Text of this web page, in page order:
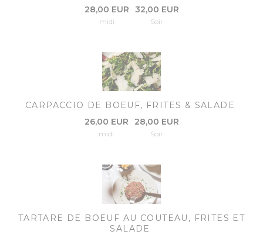
28,00 EUR
midi
32,00 EUR
Soir
CARPACCIO DE BOEUF, FRITES & SALADE
26,00 EUR
midi
28,00 EUR
Soir
TARTARE DE BOEUF AU COUTEAU, FRITES ET
SALADE